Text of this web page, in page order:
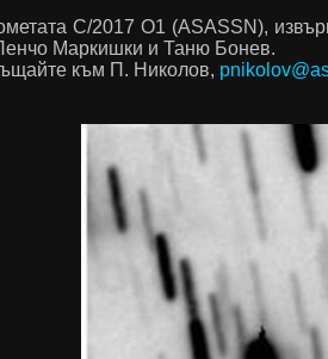
C/2017 O1 (ASASSN),
Маркишки и Таню Бонев.
към П. Николов, pnikolov@